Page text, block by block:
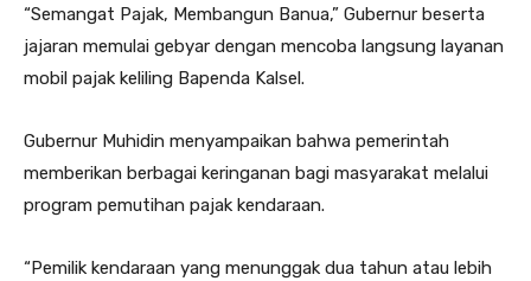
“Semangat Pajak, Membangun Banua,” Gubernur beserta
jajaran memulai gebyar dengan mencoba langsung layanan
mobil pajak keliling Bapenda Kalsel.
Gubernur Muhidin menyampaikan bahwa pemerintah
memberikan berbagai keringanan bagi masyarakat melalui
program pemutihan pajak kendaraan.
“Pemilik kendaraan yang menunggak dua tahun atau lebih